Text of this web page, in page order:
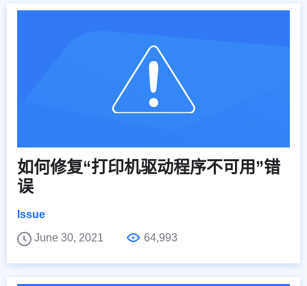
如何修复“打印机驱动程序不可用”错
误
Issue
June 30, 2021
64,993